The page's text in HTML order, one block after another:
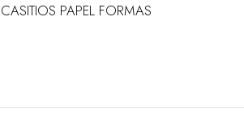
PAPEL FORMAS